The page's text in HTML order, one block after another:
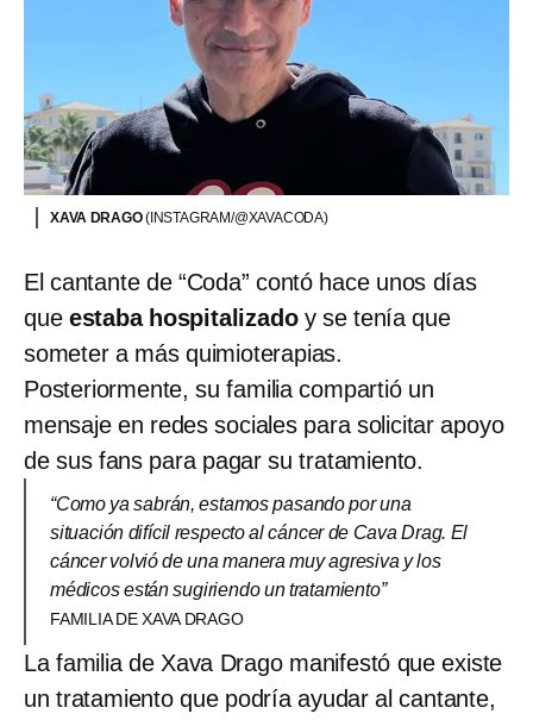
XAVA DRAGO(INSTAGRAM/@XAVACODA)
El cantante de “Coda” contó hace unos días
que estaba hospitalizadoy se tenía que
someter a más quimioterapias.
Posteriormente, su familia compartió un
mensaje en redes sociales para solicitar apoyo
de sus fans para pagar su tratamiento.
“Como ya sabrán, estamos pasando por una
situación difícil respecto al cáncer de Cava Drag. El
cáncer volvió de una manera muy agresiva y los
médicos están sugiriendo un tratamiento”
FAMILIA DE XAVA DRAGO
La familia de Xava Drago manifestó que existe
un tratamiento que podría ayudar al cantante,